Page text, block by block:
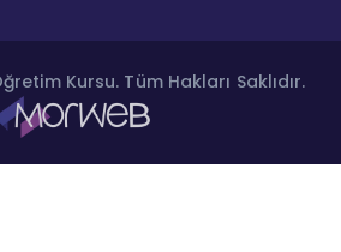
Kursu. Tüm Hakları Saklıdır.